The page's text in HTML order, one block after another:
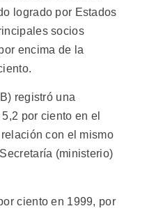
logrado por Estados
socios
encima de la
registró una
por ciento en el
con el mismo
(ministerio)
ciento en 1999, por